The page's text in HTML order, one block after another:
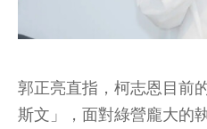
郭正亮直指，柯志恩目前
斯文」，面對綠營龐大的